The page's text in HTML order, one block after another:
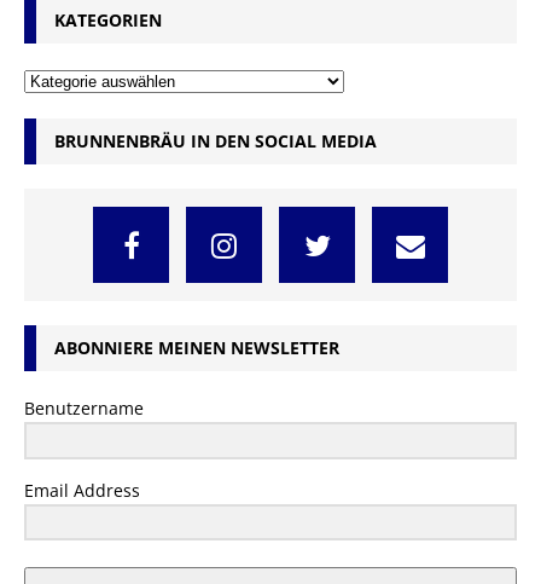
KATEGORIEN
BRUNNENBRÄU IN DEN SOCIAL MEDIA
ABONNIERE MEINEN NEWSLETTER
Benutzername
Email Address